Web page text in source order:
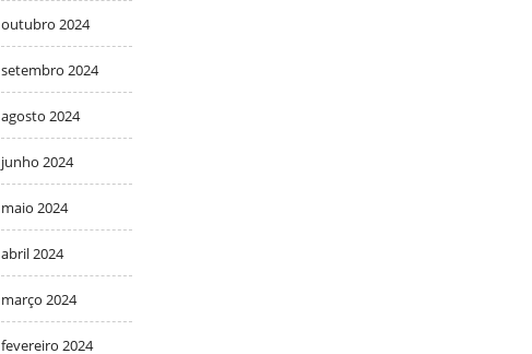
outubro 2024
setembro 2024
agosto 2024
junho 2024
maio 2024
abril 2024
março 2024
fevereiro 2024